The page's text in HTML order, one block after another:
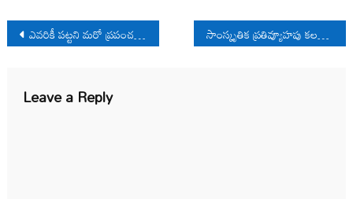
Post
navigation
ఎవరికీ పట్టని మరో ప్రపంచపు కథలు సాంస్కృతిక ప్రతివ్యూహపు కలనేత
Leave a Reply